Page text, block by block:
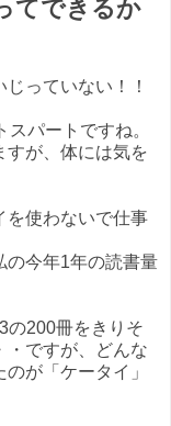
てできるか
っていない！！
パートですね。
すが、体には気を
を使わないで仕事
の今年1年の読書量
の200冊をきりそ
・ですが、どんな
が「ケータイ」